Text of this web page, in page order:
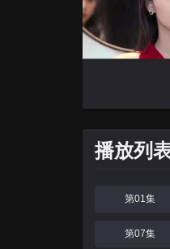
播放列
第01集
第07集